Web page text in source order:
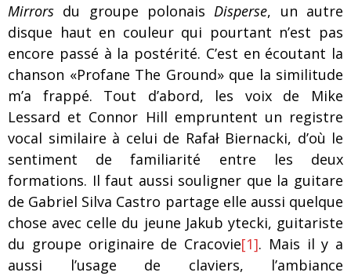
Mirrors du groupe polonaisDisperse, un autre
disque haut en couleur qui pourtant n’est pas
encore passé à la postérité. C’est en écoutant la
chanson «Profane The Ground» que la similitude
m’a frappé. Tout d’abord, les voix de Mike
Lessard et Connor Hill empruntent un registre
vocal similaire à celui de Rafał Biernacki, d’où le
sentiment de familiarité entre les deux
formations. Il faut aussi souligner que la guitare
de Gabriel Silva Castro partage elle aussi quelque
chose avec celle du jeune Jakub ytecki, guitariste
du groupe originaire de Cracovie[1]. Mais il y a
aussi l’usage de claviers, l’ambiance